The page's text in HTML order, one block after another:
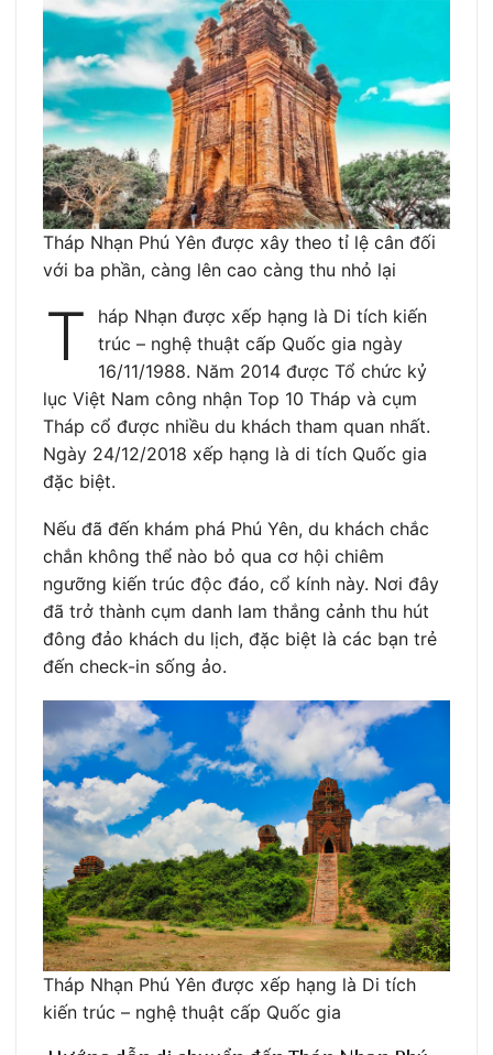
Tháp Nhạn Phú Yên được xây theo tỉ lệ cân đối
với ba phần, càng lên cao càng thu nhỏ lại
T
háp Nhạn được xếp hạng là Di tích kiến
trúc – nghệ thuật cấp Quốc gia ngày
16/11/1988. Năm 2014 được Tổ chức kỷ
lục Việt Nam công nhận Top 10 Tháp và cụm
Tháp cổ được nhiều du khách tham quan nhất.
Ngày 24/12/2018 xếp hạng là di tích Quốc gia
đặc biệt.
Nếu đã đến khám phá Phú Yên, du khách chắc
chắn không thể nào bỏ qua cơ hội chiêm
ngưỡng kiến trúc độc đáo, cổ kính này. Nơi đây
đã trở thành cụm danh lam thắng cảnh thu hút
đông đảo khách du lịch, đặc biệt là các bạn trẻ
đến check-in sống ảo.
Tháp Nhạn Phú Yên được xếp hạng là Di tích
kiến trúc – nghệ thuật cấp Quốc gia